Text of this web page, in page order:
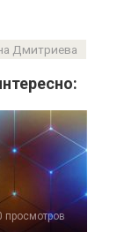
Дмитриева
просмотров